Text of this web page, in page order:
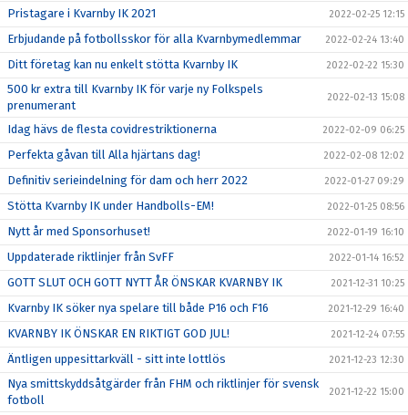
Pristagare i Kvarnby IK 2021 2022-02-25 12:15
Erbjudande på fotbollsskor för alla Kvarnbymedlemmar 2022-02-24 13:40
Ditt företag kan nu enkelt stötta Kvarnby IK 2022-02-22 15:30
500 kr extra till Kvarnby IK för varje ny Folkspels
prenumerant
2022-02-13 15:08
Idag hävs de flesta covidrestriktionerna 2022-02-09 06:25
Perfekta gåvan till Alla hjärtans dag! 2022-02-08 12:02
Definitiv serieindelning för dam och herr 2022 2022-01-27 09:29
Stötta Kvarnby IK under Handbolls-EM! 2022-01-25 08:56
Nytt år med Sponsorhuset! 2022-01-19 16:10
Uppdaterade riktlinjer från SvFF 2022-01-14 16:52
GOTT SLUT OCH GOTT NYTT ÅR ÖNSKAR KVARNBY IK 2021-12-31 10:25
Kvarnby IK söker nya spelare till både P16 och F16 2021-12-29 16:40
KVARNBY IK ÖNSKAR EN RIKTIGT GOD JUL! 2021-12-24 07:55
Äntligen uppesittarkväll - sitt inte lottlös 2021-12-23 12:30
Nya smittskyddsåtgärder från FHM och riktlinjer för svensk
fotboll
2021-12-22 15:00